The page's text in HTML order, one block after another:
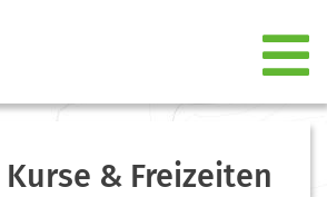
& Freizeiten